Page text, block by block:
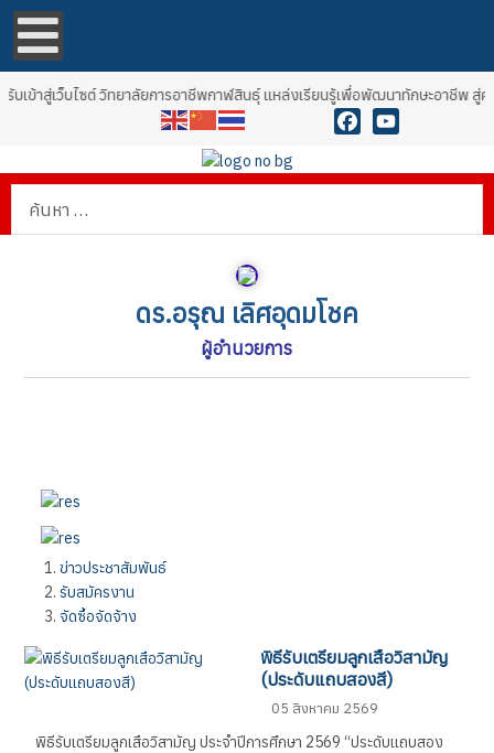
าสู่เว็บไซต์ วิทยาลัยการอาชีพกาฬสินธุ์ แหล่งเรียนรู้เพื่อพัฒนาทักษะอาชีพ สู่ค
ดร.อรุณ เลิศอุดมโชค
ผู้อำนวยการ
ข่าวประชาสัมพันธ์
รับสมัครงาน
จัดซื้อจัดจ้าง
พิธีรับเตรียมลูกเสือวิสามัญ
(ประดับแถบสองสี)
05 สิงหาคม 2569
พิธีรับเตรียมลูกเสือวิสามัญ ประจำปีการศึกษา 2569 “ประดับแถบสอง